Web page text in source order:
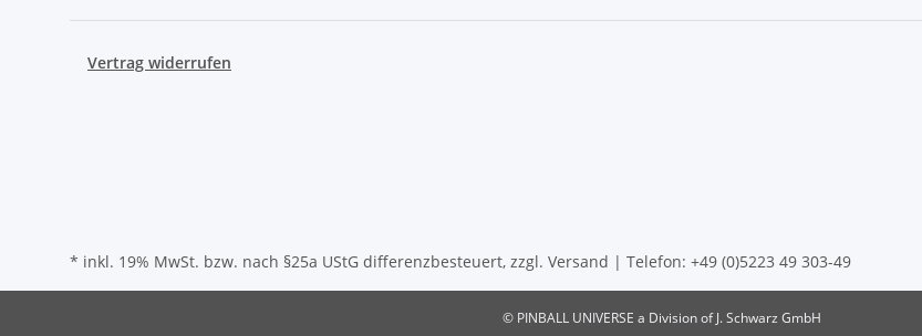
Vertrag widerrufen
* inkl. 19% MwSt. bzw. nach §25a UStG differenzbesteuert, zzgl. Versand | Telefon: +49 (0)5223 49 303-49
© PINBALL UNIVERSE a Division of J. Schwarz GmbH